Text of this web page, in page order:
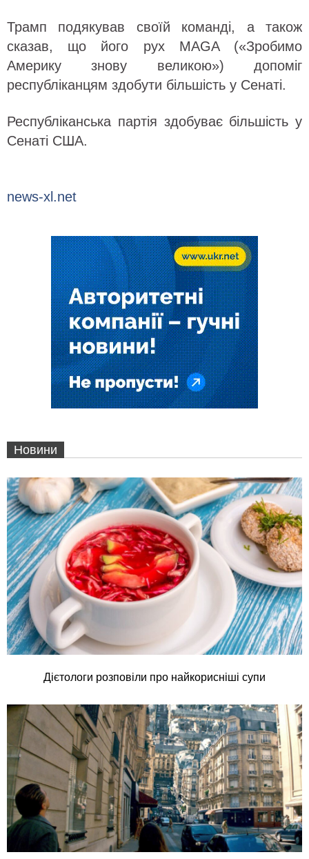
Трамп подякував своїй команді, а також
сказав, що його рух MAGA («Зробимо
Америку знову великою») допоміг
республіканцям здобути більшість у Сенаті.
Республіканська партія здобуває більшість у
Сенаті США.
news-xl.net
Новини
Дієтологи розповіли про найкорисніші супи